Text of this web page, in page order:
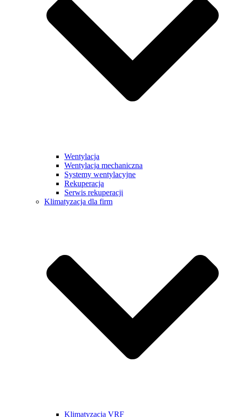
Wentylacja
Wentylacja mechaniczna
Systemy wentylacyjne
Rekuperacja
Serwis rekuperacji
Klimatyzacja dla firm
Klimatyzacja VRF